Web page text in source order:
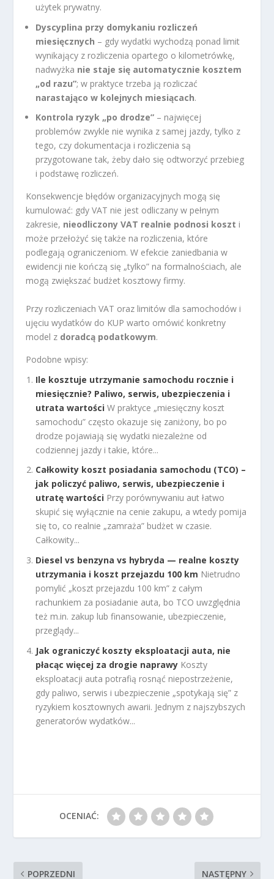
użytek prywatny.
Dyscyplina przy domykaniu rozliczeń
miesięcznych – gdy wydatki wychodzą ponad limit
wynikający z rozliczenia opartego o kilometrówkę,
nadwyżka nie staje się automatycznie kosztem
„od razu”; w praktyce trzeba ją rozliczać
narastająco w kolejnych miesiącach.
Kontrola ryzyk „po drodze” – najwięcej
problemów zwykle nie wynika z samej jazdy, tylko z
tego, czy dokumentacja i rozliczenia są
przygotowane tak, żeby dało się odtworzyć przebieg
i podstawę rozliczeń.
Konsekwencje błędów organizacyjnych mogą się
kumulować: gdy VAT nie jest odliczany w pełnym
zakresie, nieodliczony VAT realnie podnosi koszt i
może przełożyć się także na rozliczenia, które
podlegają ograniczeniom. W efekcie zaniedbania w
ewidencji nie kończą się „tylko” na formalnościach, ale
mogą zwiększać budżet kosztowy firmy.
Przy rozliczeniach VAT oraz limitów dla samochodów i
ujęciu wydatków do KUP warto omówić konkretny
model z doradcą podatkowym.
Podobne wpisy:
Ile kosztuje utrzymanie samochodu rocznie i
miesięcznie? Paliwo, serwis, ubezpieczenia i
utrata wartości W praktyce „miesięczny koszt
samochodu” często okazuje się zaniżony, bo po
drodze pojawiają się wydatki niezależne od
codziennej jazdy i takie, które...
Całkowity koszt posiadania samochodu (TCO) –
jak policzyć paliwo, serwis, ubezpieczenie i
utratę wartości Przy porównywaniu aut łatwo
skupić się wyłącznie na cenie zakupu, a wtedy pomija
się to, co realnie „zamraża” budżet w czasie.
Całkowity...
Diesel vs benzyna vs hybryda — realne koszty
utrzymania i koszt przejazdu 100 km Nietrudno
pomylić „koszt przejazdu 100 km” z całym
rachunkiem za posiadanie auta, bo TCO uwzględnia
też m.in. zakup lub finansowanie, ubezpieczenie,
przeglądy...
Jak ograniczyć koszty eksploatacji auta, nie
płacąc więcej za drogie naprawy Koszty
eksploatacji auta potrafią rosnąć niepostrzeżenie,
gdy paliwo, serwis i ubezpieczenie „spotykają się” z
ryzykiem kosztownych awarii. Jednym z najszybszych
generatorów wydatków...
OCENIAĆ:
POPRZEDNI NASTĘPNY